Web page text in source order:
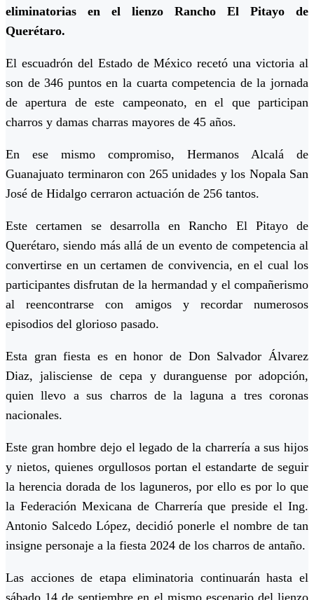
eliminatorias en el lienzo Rancho El Pitayo de
Querétaro.
El escuadrón del Estado de México recetó una victoria al
son de 346 puntos en la cuarta competencia de la jornada
de apertura de este campeonato, en el que participan
charros y damas charras mayores de 45 años.
En ese mismo compromiso, Hermanos Alcalá de
Guanajuato terminaron con 265 unidades y los Nopala San
José de Hidalgo cerraron actuación de 256 tantos.
Este certamen se desarrolla en Rancho El Pitayo de
Querétaro, siendo más allá de un evento de competencia al
convertirse en un certamen de convivencia, en el cual los
participantes disfrutan de la hermandad y el compañerismo
al reencontrarse con amigos y recordar numerosos
episodios del glorioso pasado.
Esta gran fiesta es en honor de Don Salvador Álvarez
Diaz, jalisciense de cepa y duranguense por adopción,
quien llevo a sus charros de la laguna a tres coronas
nacionales.
Este gran hombre dejo el legado de la charrería a sus hijos
y nietos, quienes orgullosos portan el estandarte de seguir
la herencia dorada de los laguneros, por ello es por lo que
la Federación Mexicana de Charrería que preside el Ing.
Antonio Salcedo López, decidió ponerle el nombre de tan
insigne personaje a la fiesta 2024 de los charros de antaño.
Las acciones de etapa eliminatoria continuarán hasta el